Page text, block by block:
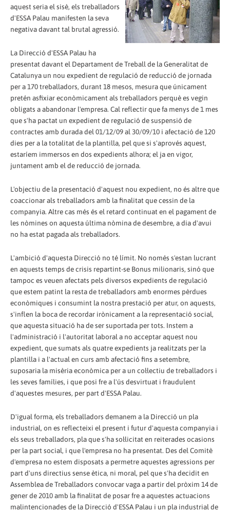
aquest seria el sisè, els treballadors
d'ESSA Palau manifesten la seva
negativa davant tal brutal agressió.
La Direcció d'ESSA Palau ha
presentat davant el Departament de Treball de la Generalitat de
Catalunya un nou expedient de regulació de reducció de jornada
per a 170 treballadors, durant 18 mesos, mesura que únicament
pretén asfixiar econòmicament als treballadors perquè es vegin
obligats a abandonar l'empresa. Cal reflectir que fa menys de 1 mes
que s'ha pactat un expedient de regulació de suspensió de
contractes amb durada del 01/12/09 al 30/09/10 i afectació de 120
dies per a la totalitat de la plantilla, pel que si s'aprovés aquest,
estaríem immersos en dos expedients alhora; el ja en vigor,
juntament amb el de reducció de jornada.
L'objectiu de la presentació d'aquest nou expedient, no és altre que
coaccionar als treballadors amb la finalitat que cessin de la
companyia. Altre cas més és el retard continuat en el pagament de
les nòmines on aquesta última nòmina de desembre, a dia d'avui
no ha estat pagada als treballadors.
L'ambició d'aquesta Direcció no té límit. No només s'estan lucrant
en aquests temps de crisis repartint-se Bonus milionaris, sinó que
tampoc es veuen afectats pels diversos expedients de regulació
que estem patint la resta de treballadors amb enormes pèrdues
econòmiques i consumint la nostra prestació per atur, on aquests,
s'inflen la boca de recordar irònicament a la representació social,
que aquesta situació ha de ser suportada per tots. Instem a
l'administració i l'autoritat laboral a no acceptar aquest nou
expedient, que sumats als quatre expedients ja realitzats per la
plantilla i a l'actual en curs amb afectació fins a setembre,
suposaria la misèria econòmica per a un col·lectiu de treballadors i
les seves famílies, i que posi fre a l'ús desvirtuat i fraudulent
d'aquestes mesures, per part d'ESSA Palau.
D'igual forma, els treballadors demanem a la Direcció un pla
industrial, on es reflecteixi el present i futur d'aquesta companyia i
els seus treballadors, pla que s'ha sol·licitat en reiterades ocasions
per la part social, i que l'empresa no ha presentat. Des del Comitè
d'empresa no estem disposats a permetre aquestes agressions per
part d'uns directius sense ètica, ni moral, pel que s'ha decidit en
Assemblea de Treballadors convocar vaga a partir del pròxim 14 de
gener de 2010 amb la finalitat de posar fre a aquestes actuacions
malintencionades de la Direcció d'ESSA Palau i un pla industrial de